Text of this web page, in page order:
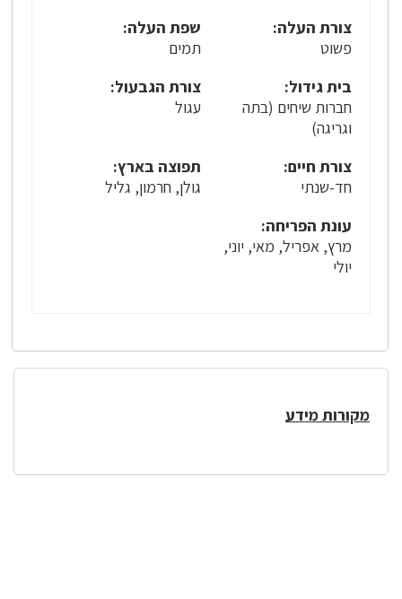
צורת העלה:
פשוט
שפת העלה:
תמים
בית גידול:
חברות שיחים (בתה
וגריגה)
צורת הגבעול:
עגול
צורת חיים:
חד-שנתי
תפוצה בארץ:
גולן, חרמון, גליל
עונת הפריחה:
מרץ, אפריל, מאי, יוני,
יולי
מקורות מידע